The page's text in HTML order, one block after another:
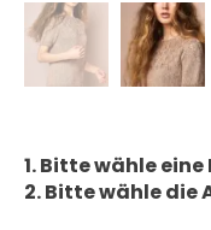
1. Bitte wähle eine
2. Bitte wähle die